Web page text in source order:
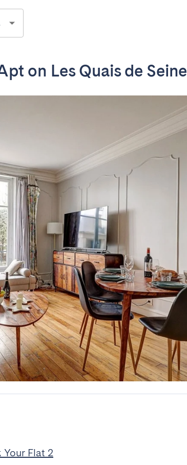
on Les Quais de Seine
Flat 2